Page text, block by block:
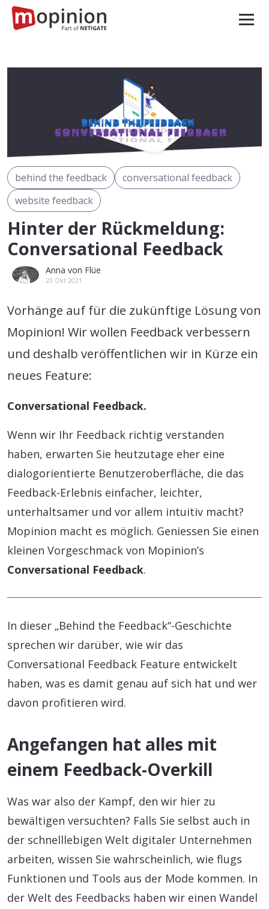
behind the feedback
conversational feedback
website feedback
Hinter der Rückmeldung:
Conversational Feedback
Anna von Flüe
20 Okt 2021
Vorhänge auf für die zukünftige Lösung von
Mopinion! Wir wollen Feedback verbessern
und deshalb veröffentlichen wir in Kürze ein
neues Feature:
Conversational Feedback.
Wenn wir Ihr Feedback richtig verstanden
haben, erwarten Sie heutzutage eher eine
dialogorientierte Benutzeroberfläche, die das
Feedback-Erlebnis einfacher, leichter,
unterhaltsamer und vor allem intuitiv macht?
Mopinion macht es möglich. Geniessen Sie einen
kleinen Vorgeschmack von Mopinion’s
Conversational Feedback.
In dieser „Behind the Feedback“-Geschichte
sprechen wir darüber, wie wir das
Conversational Feedback Feature entwickelt
haben, was es damit genau auf sich hat und wer
davon profitieren wird.
Angefangen hat alles mit
einem Feedback-Overkill
Was war also der Kampf, den wir hier zu
bewältigen versuchten? Falls Sie selbst auch in
der schnelllebigen Welt digitaler Unternehmen
arbeiten, wissen Sie wahrscheinlich, wie flugs
Funktionen und Tools aus der Mode kommen. In
der Welt des Feedbacks haben wir einen Wandel